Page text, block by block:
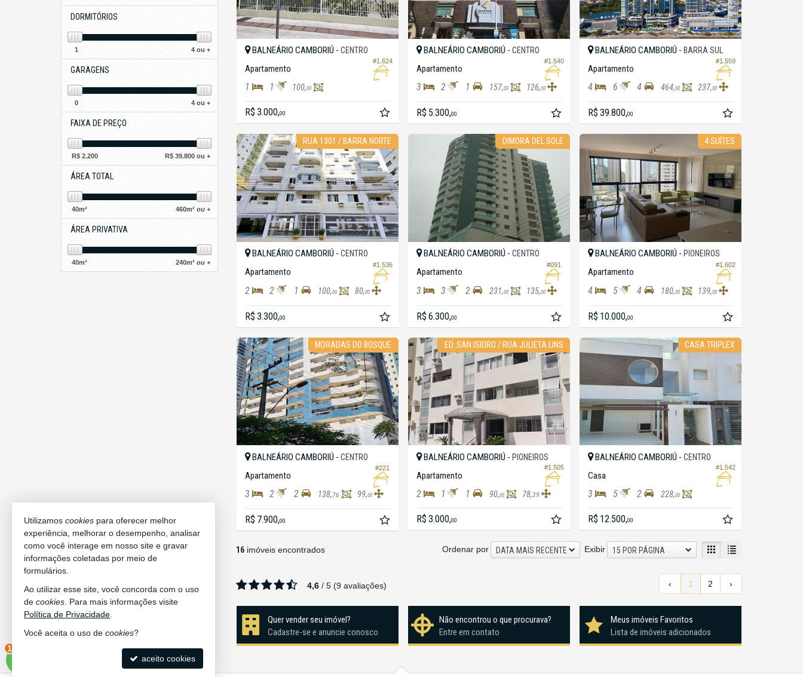
DORMITÓRIOS
1 4 ou +
GARAGENS
0 4 ou +
FAIXA DE PREÇO
R$ 2.200 R$ 39.800 ou +
ÁREA TOTAL
40m² 460m² ou +
ÁREA PRIVATIVA
40m² 240m² ou +
#1.624
BALNEÁRIO CAMBORIÚ - CENTRO
Apartamento
1 1 100,00
R$ 3.000,00
#1.540
BALNEÁRIO CAMBORIÚ - CENTRO
Apartamento
3 2 1 157,00 126,00
R$ 5.300,00
#1.559
BALNEÁRIO CAMBORIÚ - BARRA SUL
Apartamento
4 6 4 464,00 237,00
R$ 39.800,00
RUA 1301 / BARRA NORTE
#1.536
BALNEÁRIO CAMBORIÚ - CENTRO
Apartamento
2 2 1 100,00 80,00
R$ 3.300,00
DIMORA DEL SOLE
#091
BALNEÁRIO CAMBORIÚ - CENTRO
Apartamento
3 3 2 231,00 135,00
R$ 6.300,00
4 SUÍTES
#1.602
BALNEÁRIO CAMBORIÚ - PIONEIROS
Apartamento
4 5 4 180,00 139,00
R$ 10.000,00
MORADAS DO BOSQUE
#221
BALNEÁRIO CAMBORIÚ - CENTRO
Apartamento
3 2 2 138,76 99,00
R$ 7.900,00
ED. SAN ISIDRO / RUA JULIETA LINS
#1.505
BALNEÁRIO CAMBORIÚ - PIONEIROS
Apartamento
2 1 1 90,00 78,39
R$ 3.000,00
CASA TRIPLEX
#1.542
BALNEÁRIO CAMBORIÚ - CENTRO
Casa
3 5 2 228,00
R$ 12.500,00
16imóveis encontrados Exibir 15 POR PÁGINA
Ordenar por DATA MAIS RECENTE
‹ 1 2 ›
4,6/ 5(9 avaliações)
Quer vender seu imóvel?
Cadastre-se e anuncie conosco
Não encontrou o que procurava?
Entre em contato
Meus imóveis Favoritos
Lista de imóveis adicionados
Utilizamos cookies para oferecer melhor
experiência, melhorar o desempenho, analisar
como você interage em nosso site e gravar
informações coletadas por meio de
formulários.
Ao utilizar esse site, você concorda com o uso
de cookies . Para mais informações visite
Política de Privacidade
Você aceita o uso de cookies?
aceito cookies